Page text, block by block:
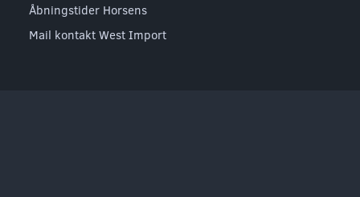
Åbningstider Horsens
Mail kontakt West Import